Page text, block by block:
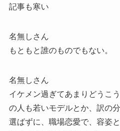
記事も寒い
名無しさん
もともと誰のものでもない。
名無しさん
イケメン過ぎてあまりどうこ
の人も若いモデルとか、訳の
選ばずに、職場恋愛で、容姿